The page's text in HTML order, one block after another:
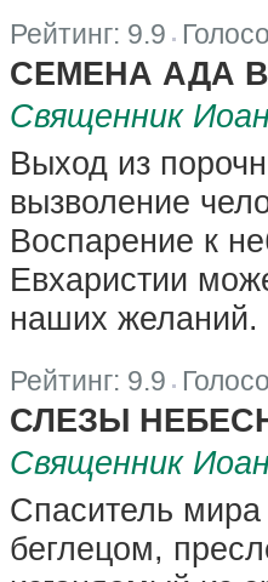
Рейтинг: 9.9
СЕМЕНА АДА
Священник
Выход из
вызволение
Воспарение к
Евхаристии
наших желаний.
Рейтинг: 9.9
СЛЕЗЫ
Священник
Спаситель мира
беглецом,